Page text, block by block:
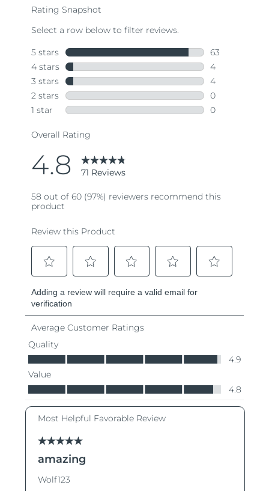
value.
Same
page
link.